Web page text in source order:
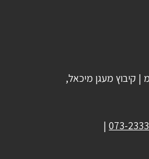
| קיבוץ מעגן מיכאל,
073-
|